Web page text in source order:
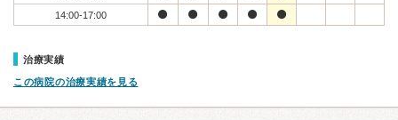
14:00-17:00
治療実績
この病院の治療実績を見る